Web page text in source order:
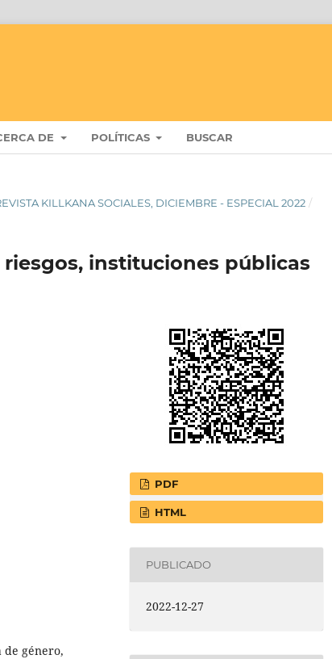
DE POLÍTICAS BUSCAR
KILLKANA SOCIALES, DICIEMBRE - ESPECIAL 2022 /
instituciones públicas
de género,
PDF
HTML
PUBLICADO
2022-12-27